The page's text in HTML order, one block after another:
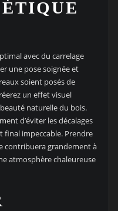
avec du carrelage
une pose soignée et
soient posés de
un effet visuel
naturelle du bois.
d’éviter les décalages
final impeccable. Prendre
contribuera grandement à
atmosphère chaleureuse